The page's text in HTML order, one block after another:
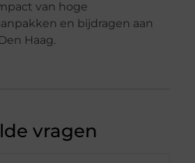
van hoge
en bijdragen aan
Haag.
vragen